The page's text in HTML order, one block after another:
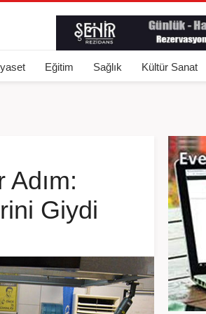
Eğitim Sağlık Kültür Sanat
Giydi